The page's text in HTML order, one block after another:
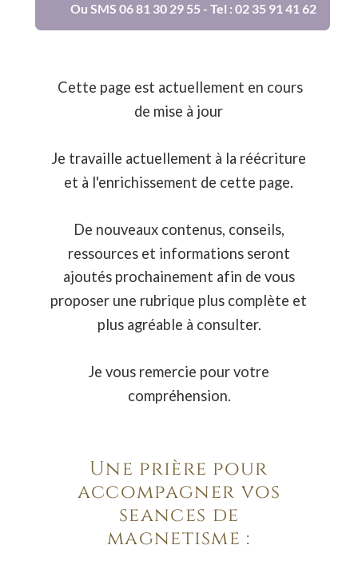
Cette page est actuellement en cours
de mise à jour
Je travaille actuellement à la réécriture
et à l'enrichissement de cette page.
De nouveaux contenus, conseils,
ressources et informations seront
ajoutés prochainement afin de vous
proposer une rubrique plus complète et
plus agréable à consulter.
Je vous remercie pour votre
compréhension.
Une prière pour
accompagner vos
séances de
magnétisme :
Ou SMS 06 81 30 29 55 - Tel : 02 35 91 41 62